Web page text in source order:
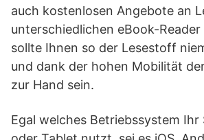
auch kostenlosen Angebote an
unterschiedlichen eBook-
sollte Ihnen so der Lesestoff
und dank der hohen Mobilität
zur Hand sein.
Egal welches Betriebssystem